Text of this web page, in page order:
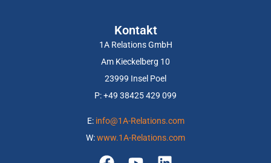
Kontakt
1A Relations GmbH
Am Kieckelberg 10
23999 Insel Poel
P: +49 38425 429 099
E: info@1A-Relations.com
W:www.1A-Relations.com